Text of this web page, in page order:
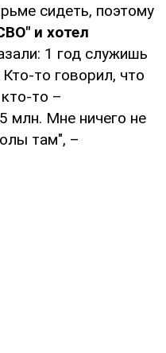
сидеть, поэтому
и хотел
1 год служишь
то говорил, что
то –
млн. Мне ничего не
там", –